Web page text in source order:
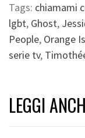
Tags: chiamami
lgbt, Ghost,
People, Orange
serie tv,
LEGGI